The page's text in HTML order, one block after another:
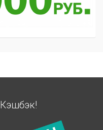
Кэшбэк!